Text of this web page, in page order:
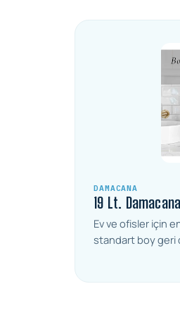
DAMACANA
19 Lt. Damacana
Ev ve ofisler için
standart boy geri